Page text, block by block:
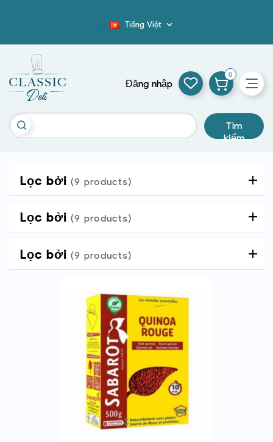
Tiếng Việt 
Tìm
kiếm
Đăng nhập
0
Lọc bởi (9 products)
Lọc bởi (9 products)
Lọc bởi (9 products)